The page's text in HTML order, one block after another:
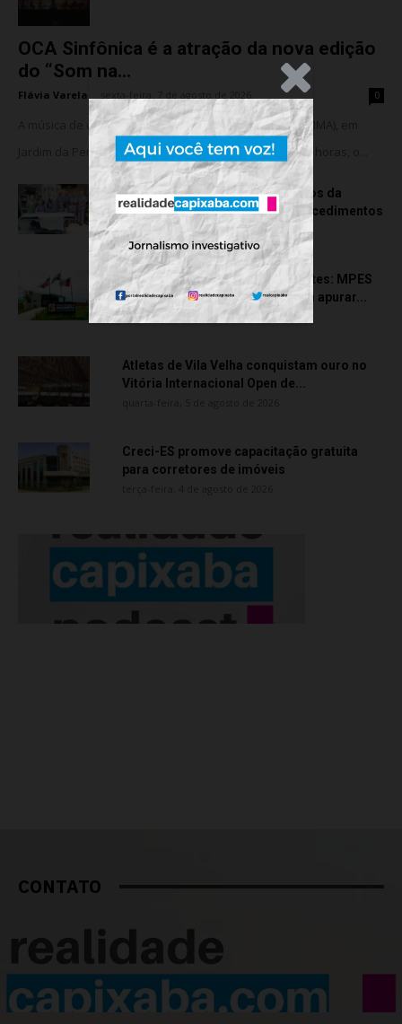
.Anúncio
OCA Sinfônica é a atração da nova edição
do “Som na...
Flávia Varela 0
A música de câmara vai ocupar o Instituto Marlin Azul (IMA), em
Jardim da Penha, nesta sexta-feira (07). A partir das 18 horas, o...
Rede hospitalar celebra seis anos da
cirurgia robótica com 1.845 procedimentos
quinta-feira, 6 de agosto de 2026
Transporte particular de pacientes: MPES
aciona Câmara de Anchieta para apurar...
quarta-feira, 5 de agosto de 2026
Atletas de Vila Velha conquistam ouro no
Vitória Internacional Open de...
Creci-ES promove capacitação gratuita
para corretores de imóveis
CONTATO